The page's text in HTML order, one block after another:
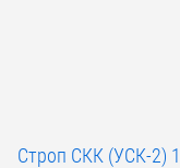
Строп СКК (УСК-2)